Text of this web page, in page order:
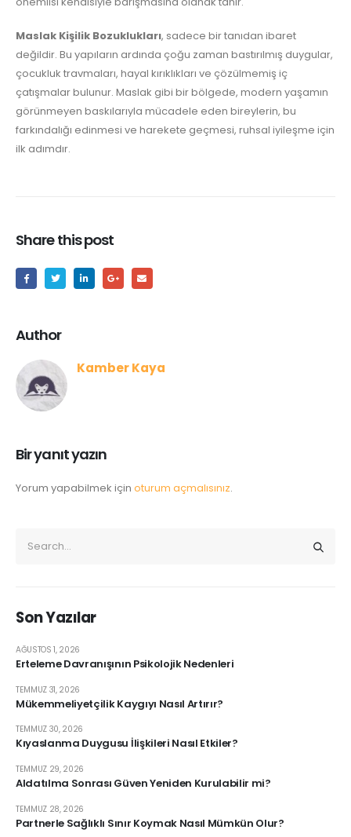
Maslak Kişilik Bozuklukları, sadece bir tanıdan ibaret
değildir. Bu yapıların ardında çoğu zaman bastırılmış duygular,
çocukluk travmaları, hayal kırıklıkları ve çözülmemiş iç
çatışmalar bulunur. Maslak gibi bir bölgede, modern yaşamın
görünmeyen baskılarıyla mücadele eden bireylerin, bu
farkındalığı edinmesi ve harekete geçmesi, ruhsal iyileşme için
ilk adımdır.
Share this post
Author
Kamber Kaya
Bir yanıt yazın
Yorum yapabilmek için oturum açmalısınız.
Son Yazılar
Erteleme Davranışının Psikolojik Nedenleri
AĞUSTOS 1, 2026
Mükemmeliyetçilik Kaygıyı Nasıl Artırır?
TEMMUZ 31, 2026
Kıyaslanma Duygusu İlişkileri Nasıl Etkiler?
TEMMUZ 30, 2026
Aldatılma Sonrası Güven Yeniden Kurulabilir mi?
TEMMUZ 29, 2026
Partnerle Sağlıklı Sınır Koymak Nasıl Mümkün Olur?
TEMMUZ 28, 2026